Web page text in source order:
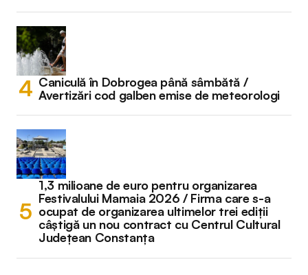
Caniculă în Dobrogea până sâmbătă /
Avertizări cod galben emise de meteorologi
1,3 milioane de euro pentru organizarea
Festivalului Mamaia 2026 / Firma care s-a
ocupat de organizarea ultimelor trei ediții
câștigă un nou contract cu Centrul Cultural
Județean Constanța